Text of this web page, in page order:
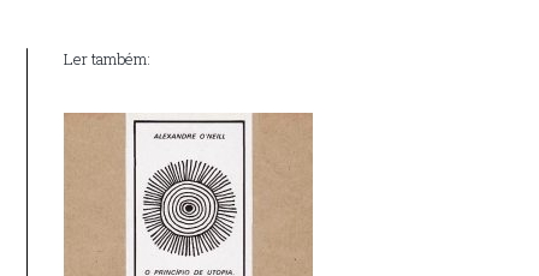
Ler também: